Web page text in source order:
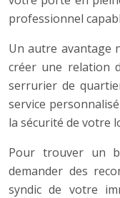
professionnel
Un autre avantage
créer une relation
serrurier de
service
la sécurité de votre
Pour trouver un
demander des
syndic de votre